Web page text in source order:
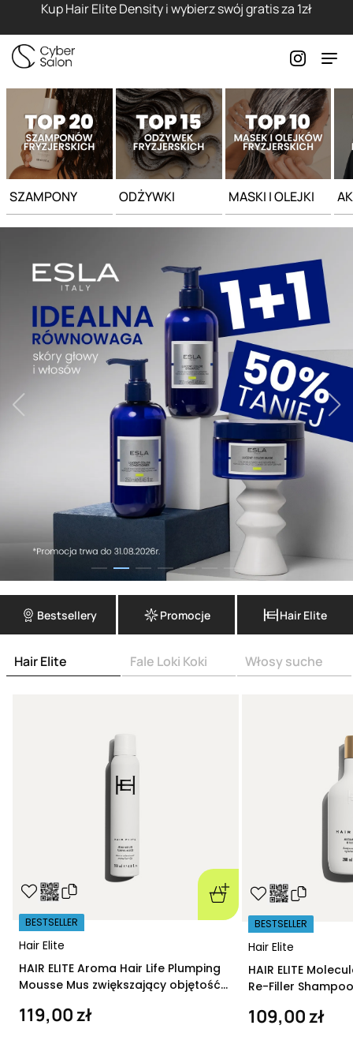
Kup Hair Elite Density i wybierz swój gratis za 1zł
SZAMPONY ODŻYWKI MASKI I OLEJKI
Bestsellery Promocje Hair Elite
Hair Elite Fale Loki Koki Włosy suche
Hair Elite
BESTSELLER
HAIR ELITE Aroma Hair Life Plumping
Mousse Mus zwiększający objętość
119,00 zł
Hair Elite
BESTSELLER
HAIR ELITE
Re-Filler
109,00 zł
Strona główna - Cyber Salon